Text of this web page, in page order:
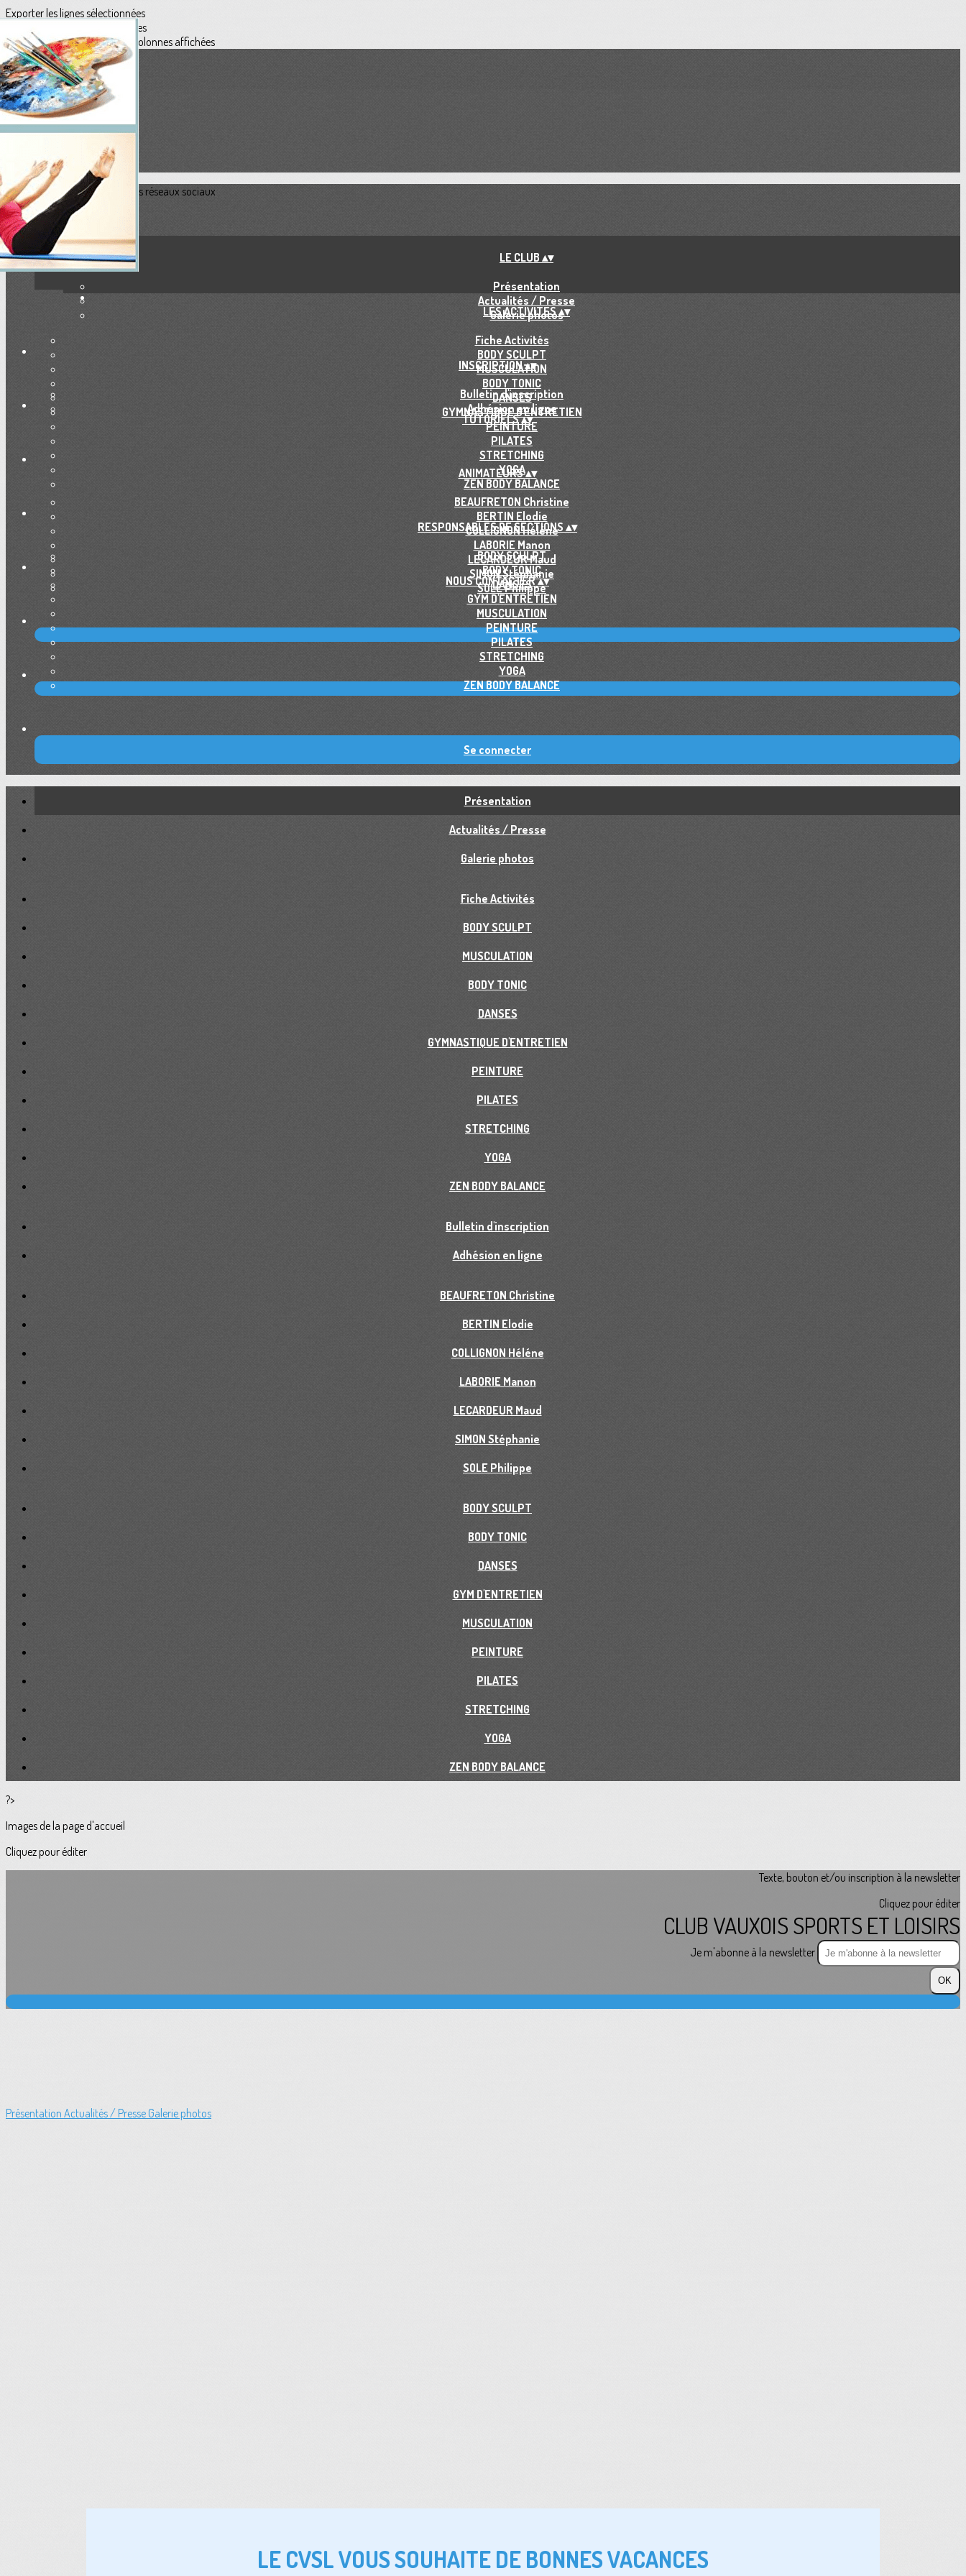
Exporter les lignes sélectionnées
Exporter toutes les colonnes
Exporter uniquement les colonnes affichées
Menu
<
>
Présentation
Actualités / Presse
Galerie photos
Ajoutez un logo, un bouton, des réseaux sociaux
Cliquez pour éditer
LE CLUB ▴▾
Présentation
Actualités / Presse
Galerie photos
LES ACTIVITES▴▾
Fiche Activités
BODY SCULPT
MUSCULATION
BODY TONIC
DANSES
GYMNASTIQUE D'ENTRETIEN
PEINTURE
PILATES
STRETCHING
YOGA
ZEN BODY BALANCE
INSCRIPTION▴▾
Bulletin d'inscription
Adhésion en ligne
TUTORIELS▴▾
ANIMATEURS▴▾
BEAUFRETON Christine
BERTIN Elodie
COLLIGNON Héléne
LABORIE Manon
LECARDEUR Maud
SIMON Stéphanie
SOLE Philippe
RESPONSABLES DE SECTIONS ▴▾
BODY SCULPT
BODY TONIC
DANSES
GYM D'ENTRETIEN
MUSCULATION
PEINTURE
PILATES
STRETCHING
YOGA
ZEN BODY BALANCE
NOUS CONTACTER▴▾
Se connecter
Présentation
Actualités / Presse
Galerie photos
Fiche Activités
BODY SCULPT
MUSCULATION
BODY TONIC
DANSES
GYMNASTIQUE D'ENTRETIEN
PEINTURE
PILATES
STRETCHING
YOGA
ZEN BODY BALANCE
Bulletin d'inscription
Adhésion en ligne
BEAUFRETON Christine
BERTIN Elodie
COLLIGNON Héléne
LABORIE Manon
LECARDEUR Maud
SIMON Stéphanie
SOLE Philippe
BODY SCULPT
BODY TONIC
DANSES
GYM D'ENTRETIEN
MUSCULATION
PEINTURE
PILATES
STRETCHING
YOGA
ZEN BODY BALANCE
?>
Images de la page d'accueil
Cliquez pour éditer
Texte, bouton et/ou inscription à la newsletter
Cliquez pour éditer
CLUB VAUXOIS SPORTS ET LOISIRS
Je m'abonne à la newsletter
OK
Présentation Actualités / PresseGalerie photos
LE CVSL VOUS SOUHAITE DE BONNES VACANCES